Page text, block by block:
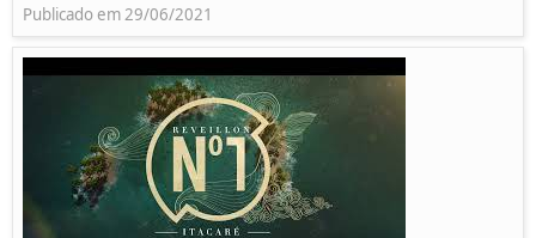
Publicado em 29/06/2021